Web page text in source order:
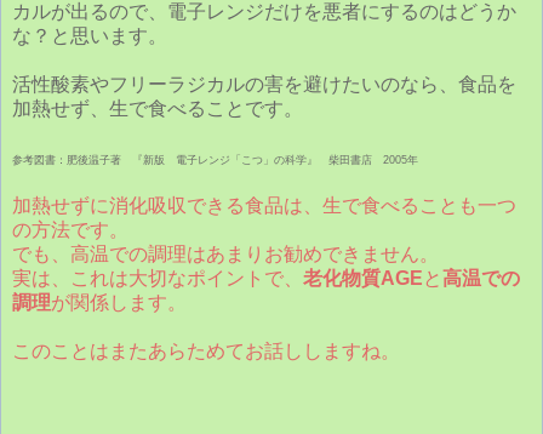
カルが出るので、電子レンジだけを悪者にするのはどうか
な？と思います。
活性酸素やフリーラジカルの害を避けたいのなら、食品を
加熱せず、生で食べることです。
参考図書：肥後温子著 『新版 電子レンジ「こつ」の科学』 柴田書店 2005年
加熱せずに消化吸収できる食品は、生で食べることも一つ
の方法です。
でも、高温での調理はあまりお勧めできません。
実は、これは大切なポイントで、 老化物質AGE と高温での
調理が関係します。
このことはまたあらためてお話ししますね。